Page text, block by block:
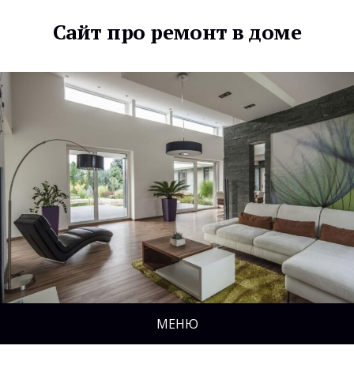
Сайт про ремонт в доме
МЕНЮ